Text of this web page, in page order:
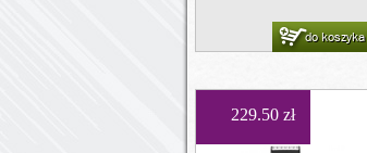
do koszyka
229.50 zł